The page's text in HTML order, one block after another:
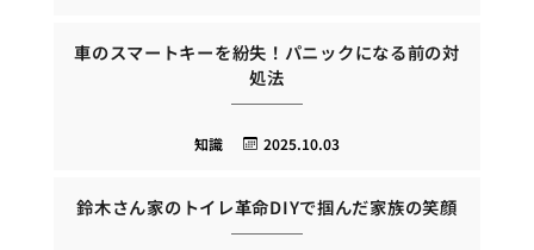
車のスマートキーを紛失！パニックになる前の対
処法
2025.10.03
知識
鈴木さん家のトイレ革命DIYで掴んだ家族の笑顔